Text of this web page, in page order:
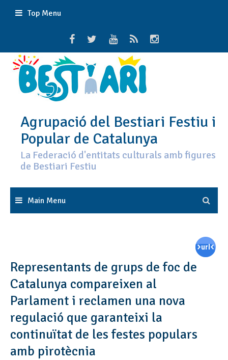
Top Menu
Agrupació del Bestiari Festiu i
Popular de Catalunya
La Federació d'entitats culturals amb figures
de Bestiari Festiu
Main Menu
Representants de grups de foc de
Catalunya compareixen al
Parlament i reclamen una nova
regulació que garanteixi la
continuïtat de les festes populars
amb pirotècnia